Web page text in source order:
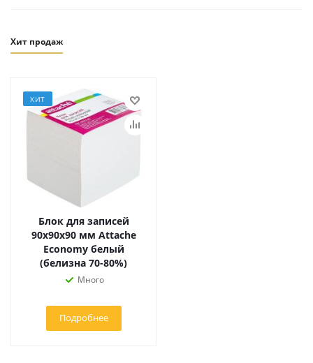
Хит продаж
ХИТ
Блок для записей
90х90х90 мм Attache
Economy белый
(белизна 70-80%)
Много
Подробнее